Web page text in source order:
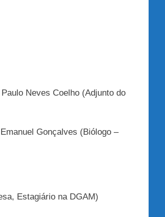
Neves Coelho (Adjunto do
Gonçalves (Biólogo –
Estagiário na DGAM)